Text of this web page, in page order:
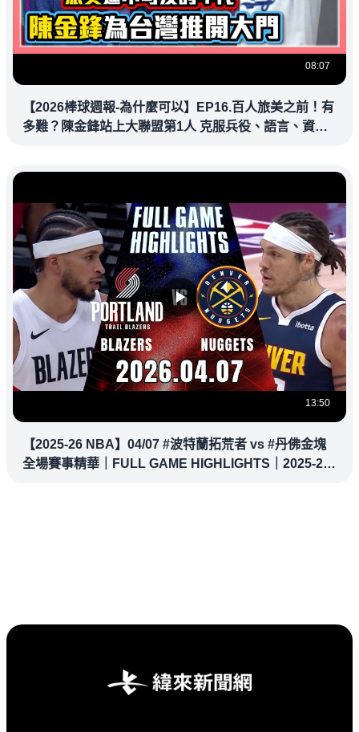
08:07
【2026棒球週報-為什麼可以】EP16.百人旅美之前！有
多難？陳金鋒站上大聯盟第1人 克服兵役、語言、資訊
13:50
【2025-26 NBA】04/07 #波特蘭拓荒者 vs #丹佛金塊
全場賽事精華｜FULL GAME HIGHLIGHTS｜2025-26